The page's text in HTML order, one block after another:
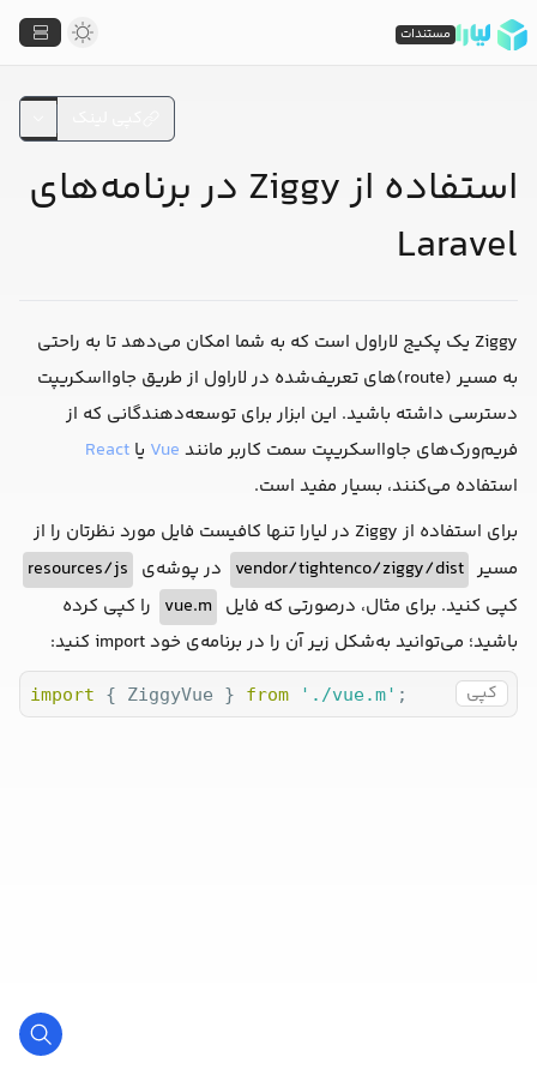
استفاده از Ziggy در برنامه‌های
Laravel
Ziggy یک پکیج لاراول است که به شما امکان می‌دهد تا به راحتی
به مسیر (route)های تعریف‌شده در لاراول از طریق جاوااسکریپت
دسترسی داشته باشید. این ابزار برای توسعه‌دهندگانی که از
فریم‌ورک‌های جاوااسکریپت سمت کاربر مانند Vue یا React
استفاده می‌کنند، بسیار مفید است.
برای استفاده از Ziggy در لیارا تنها کافیست فایل مورد نظرتان را از
مسیر vendor/tightenco/ziggy/dist در پوشه‌ی resources/js
کپی کنید. برای مثال، درصورتی که فایل vue.m را کپی کرده
باشید؛ می‌توانید به‌شکل زیر آن را در برنامه‌ی خود import کنید:
کپی import { ZiggyVue } from './vue.m'
مستندات